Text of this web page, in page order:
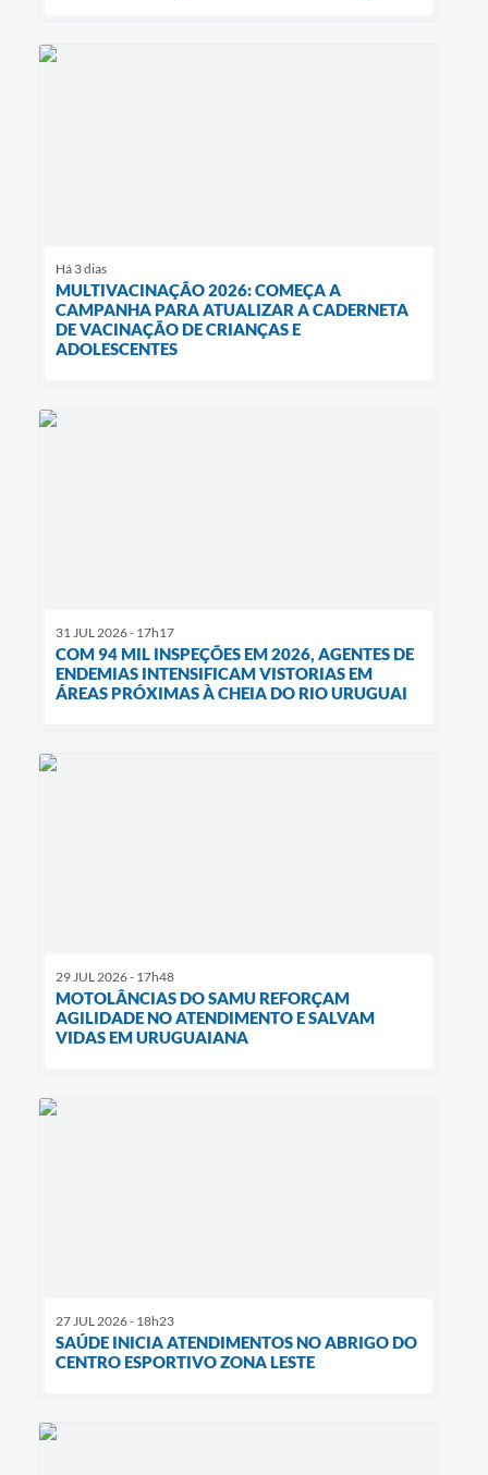
Há 3 dias
MULTIVACINAÇÃO 2026: COMEÇA A
CAMPANHA PARA ATUALIZAR A CADERNETA
DE VACINAÇÃO DE CRIANÇAS E
ADOLESCENTES
31 JUL 2026 - 17h17
COM 94 MIL INSPEÇÕES EM 2026, AGENTES DE
ENDEMIAS INTENSIFICAM VISTORIAS EM
ÁREAS PRÓXIMAS À CHEIA DO RIO URUGUAI
29 JUL 2026 - 17h48
MOTOLÂNCIAS DO SAMU REFORÇAM
AGILIDADE NO ATENDIMENTO E SALVAM
VIDAS EM URUGUAIANA
27 JUL 2026 - 18h23
SAÚDE INICIA ATENDIMENTOS NO ABRIGO DO
CENTRO ESPORTIVO ZONA LESTE